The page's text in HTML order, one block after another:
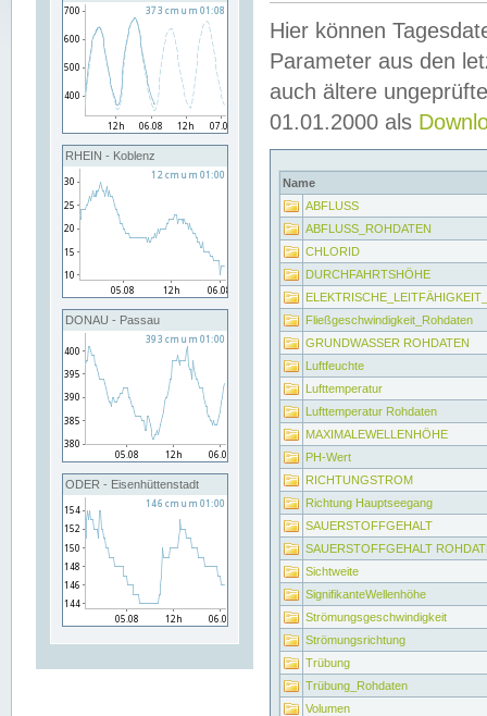
RHEIN - Koblenz
DONAU - Passau
ODER - Eisenhüttenstadt
Hier können
Parameter aus den
auch ältere
01.01.2000 als
Name
ABFLUSS
ABFLUSS_ROHDATEN
CHLORID
DURCHFAHRTSHÖHE
Fließgeschwindigkeit_Rohdaten
GRUNDWASSER ROHDATEN
Luftfeuchte
Lufttemperatur
Lufttemperatur Rohdaten
MAXIMALEWELLENHÖHE
PH-Wert
RICHTUNGSTROM
Richtung Hauptseegang
SAUERSTOFFGEHALT
SAUERSTOFFGEHALT
Sichtweite
SignifikanteWellenhöhe
Strömungsgeschwindigkeit
Strömungsrichtung
Trübung
Trübung_Rohdaten
Volumen